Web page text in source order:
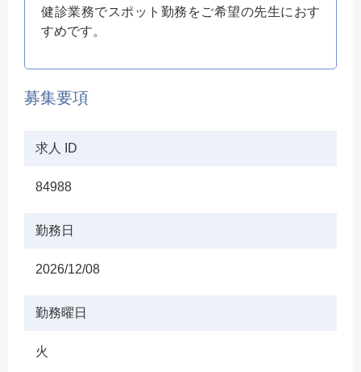
健診業務でスポット勤務をご希望の先生におす
すめです。
募集要項
求人 ID
84988
勤務日
2026/12/08
勤務曜日
火